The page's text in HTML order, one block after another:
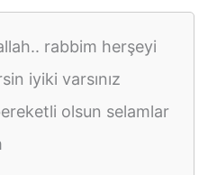
rabbim herşeyi
iyiki varsınız
olsun selamlar